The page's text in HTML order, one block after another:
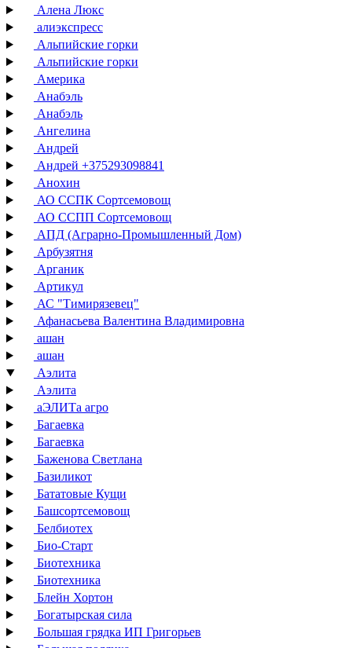
Алена Люкс
алиэкспресс
Альпийские горки
Альпийские горки
Америка
Анабэль
Анабэль
Ангелина
Андрей
Андрей +375293098841
Анохин
АО ССПК Сортсемовощ
АО ССПП Сортсемовощ
АПД (Аграрно-Промышленный Дом)
Арбузятня
Арганик
Артикул
АС "Тимирязевец"
Афанасьева Валентина Владимировна
ашан
ашан
Аэлита
Аэлита
аЭЛИТа агро
Багаевка
Багаевка
Баженова Светлана
Базиликот
Бататовые Кущи
Башсортсемовощ
Белбиотех
Био-Старт
Биотехника
Биотехника
Блейн Хортон
Богатырская сила
Большая грядка ИП Григорьев